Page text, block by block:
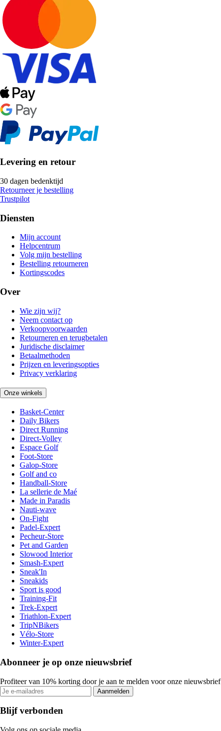
Levering en retour
30 dagen bedenktijd
Retourneer je bestelling
Trustpilot
Diensten
Mijn account
Helpcentrum
Volg mijn bestelling
Bestelling retourneren
Kortingscodes
Over
Wie zijn wij?
Neem contact op
Verkoopvoorwaarden
Retourneren en terugbetalen
Juridische disclaimer
Betaalmethoden
Prijzen en leveringsopties
Privacy verklaring
Onze winkels
Basket-Center
Daily Bikers
Direct Running
Direct-Volley
Espace Golf
Foot-Store
Galop-Store
Golf and co
Handball-Store
La sellerie de Maé
Made in Paradis
Nauti-wave
On-Fight
Padel-Expert
Pecheur-Store
Pet and Garden
Slowood Interior
Smash-Expert
Sneak'In
Sneakids
Sport is good
Training-Fit
Trek-Expert
Triathlon-Expert
TripNBikers
Vélo-Store
Winter-Expert
Abonneer je op onze nieuwsbrief
Profiteer van 10% korting door je aan te melden voor onze nieuwsbrief
Aanmelden
Blijf verbonden